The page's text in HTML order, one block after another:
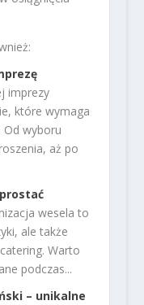
imprezy
które wymaga
Od wyboru
aż po
wesela to
ale także
Warto
podczas...
– unikalne